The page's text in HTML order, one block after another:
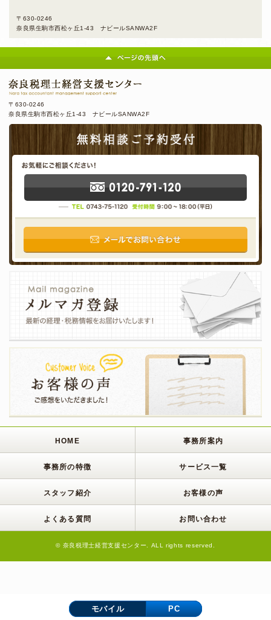
〒630-0246
奈良県生駒市西松ヶ丘1-43 ナビールSANWA2F
〒630-0246
奈良県生駒市西松ヶ丘1-43 ナビールSANWA2F
HOME 事務所案内
事務所の特徴 サービス一覧
スタッフ紹介 お客様の声
よくある質問 お問い合わせ
© 奈良税理士経営支援センター. ALL rights reserved.
モバイル PC